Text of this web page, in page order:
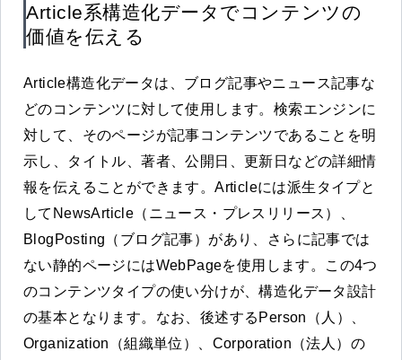
Article系構造化データでコンテンツの
価値を伝える
Article構造化データは、ブログ記事やニュース記事な
どのコンテンツに対して使用します。検索エンジンに
対して、そのページが記事コンテンツであることを明
示し、タイトル、著者、公開日、更新日などの詳細情
報を伝えることができます。Articleには派生タイプと
してNewsArticle（ニュース・プレスリリース）、
BlogPosting（ブログ記事）があり、さらに記事では
ない静的ページにはWebPageを使用します。この4つ
のコンテンツタイプの使い分けが、構造化データ設計
の基本となります。なお、後述するPerson（人）、
Organization（組織単位）、Corporation（法人）の